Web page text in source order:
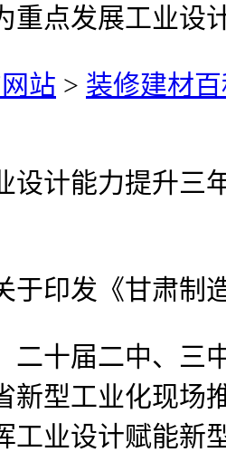
重点发展工业设
站 > 装修建材
能力提升三年
发《甘肃制造
十届二中、三
新型工业化现场
工业设计赋能新